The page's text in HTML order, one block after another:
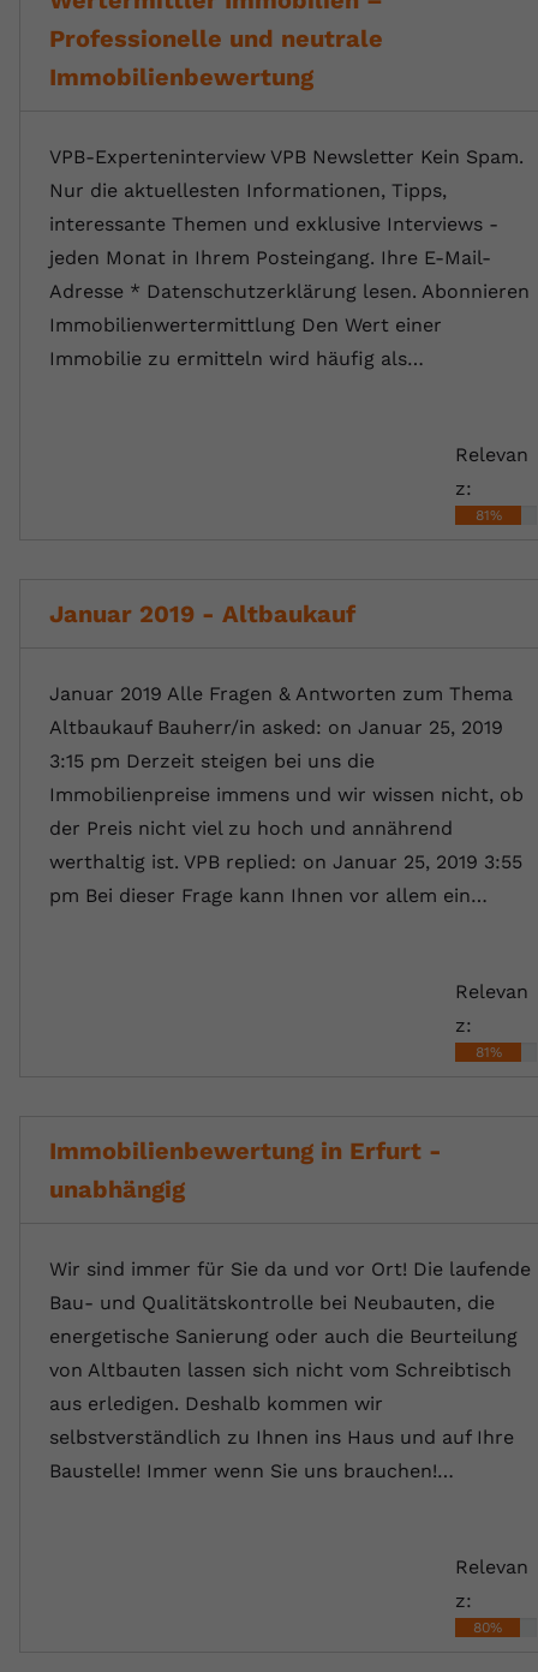
Professionelle und neutrale
Immobilienbewertung
VPB-Experteninterview VPB Newsletter Kein Spam.
Nur die aktuellesten Informationen, Tipps,
interessante Themen und exklusive Interviews -
jeden Monat in Ihrem Posteingang. Ihre E-Mail-
Adresse * Datenschutzerklärung lesen. Abonnieren
Immobilienwertermittlung Den Wert einer
Immobilie zu ermitteln wird häufig als…
Relevan
z:
81%
Januar 2019 - Altbaukauf
Januar 2019 Alle Fragen & Antworten zum Thema
Altbaukauf Bauherr/in asked: on Januar 25, 2019
3:15 pm Derzeit steigen bei uns die
Immobilienpreise immens und wir wissen nicht, ob
der Preis nicht viel zu hoch und annährend
werthaltig ist. VPB replied: on Januar 25, 2019 3:55
pm Bei dieser Frage kann Ihnen vor allem ein…
Relevan
z:
81%
Immobilienbewertung in Erfurt -
unabhängig
Wir sind immer für Sie da und vor Ort! Die laufende
Bau- und Qualitätskontrolle bei Neubauten, die
energetische Sanierung oder auch die Beurteilung
von Altbauten lassen sich nicht vom Schreibtisch
aus erledigen. Deshalb kommen wir
selbstverständlich zu Ihnen ins Haus und auf Ihre
Baustelle! Immer wenn Sie uns brauchen!…
Relevan
z:
80%